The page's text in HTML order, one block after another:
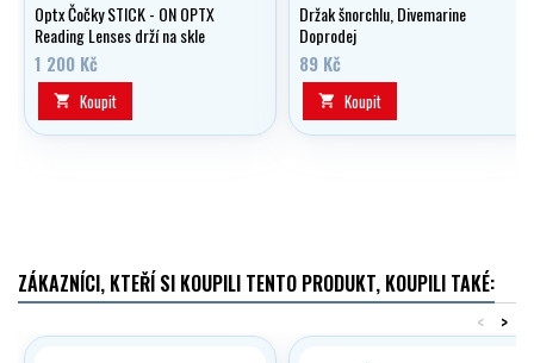
Optx Čočky STICK - ON OPTX
Reading Lenses drží na skle
vlastní adhezí. Možno použít i do
potápěčských masek, slunečních
brýli apod.
1 200 Kč
 Koupit
Držak šnorchlu, Divemarine
Doprodej
89 Kč
 Koupit
ZÁKAZNÍCI, KTEŘÍ SI KOUPILI TENTO PRODUKT, KOUPILI TAKÉ:
>
<